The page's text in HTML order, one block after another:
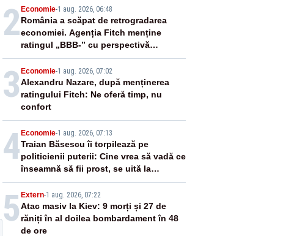
2 Economie-1 aug. 2026, 06:48
România a scăpat de retrogradarea
economiei. Agenția Fitch menține
ratingul „BBB-” cu perspectivă
negativă
3 Economie-1 aug. 2026, 07:02
Alexandru Nazare, după menținerea
ratingului Fitch: Ne oferă timp, nu
confort
4 Economie-1 aug. 2026, 07:13
Traian Băsescu îi torpilează pe
politicienii puterii: Cine vrea să vadă ce
înseamnă să fii prost, se uită la
România
5 Extern-1 aug. 2026, 07:22
Atac masiv la Kiev: 9 morți și 27 de
răniți în al doilea bombardament în 48
de ore